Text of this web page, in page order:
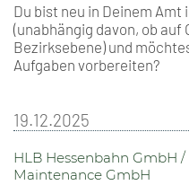
Du bist neu in Deinem Amt
(unabhängig davon, ob
Bezirksebene) und
Aufgaben vorbereiten?
19.12.2025
HLB Hessenbahn GmbH /
Maintenance GmbH